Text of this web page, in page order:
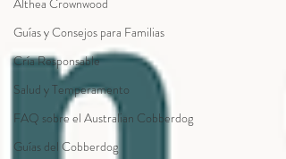
Althea Crownwood
Guías y Consejos para Familias
Cría Responsable
Salud y Temperamento
FAQ sobre el Australian Cobberdog
Guías del Cobberdog